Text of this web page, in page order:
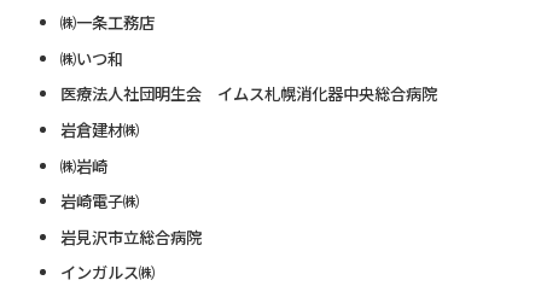
㈱一条工務店
㈱いつ和
医療法人社団明生会 イムス札幌消化器中央総合病院
岩倉建材㈱
㈱岩崎
岩崎電子㈱
岩見沢市立総合病院
インガルス㈱